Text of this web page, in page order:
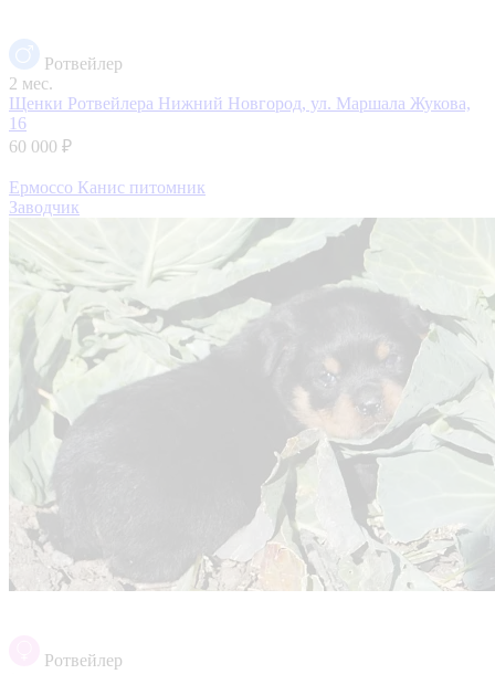
Ротвейлер
2 мес.
Щенки Ротвейлера Нижний Новгород, ул. Маршала Жукова,
16
60 000 ₽
Ермоссо Канис питомник
Заводчик
Ротвейлер